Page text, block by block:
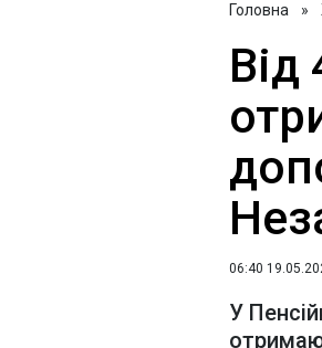
Головна »
Від
06:40
У